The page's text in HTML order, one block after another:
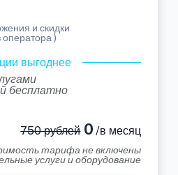
и скидки
оператора )
выгоднее
бесплатно
750 рублей0 /в месяц
тарифа не включены
услуги и оборудование